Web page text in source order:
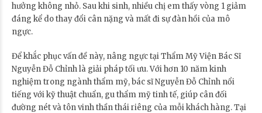
hưởng không nhỏ. Sau khi sinh, nhiều chị em thấy vòng 1 giảm
đáng kể do thay đổi cân nặng và mất đi sự đàn hồi của mô
ngực.
Để khắc phục vấn đề này, nâng ngực tại Thẩm Mỹ Viện Bác Sĩ
Nguyễn Đỗ Chỉnh là giải pháp tối ưu. Với hơn 10 năm kinh
nghiệm trong ngành thẩm mỹ, bác sĩ Nguyễn Đỗ Chỉnh nổi
tiếng với kỹ thuật chuẩn, gu thẩm mỹ tinh tế, giúp cân đối
đường nét và tôn vinh thần thái riêng của mỗi khách hàng. Tại